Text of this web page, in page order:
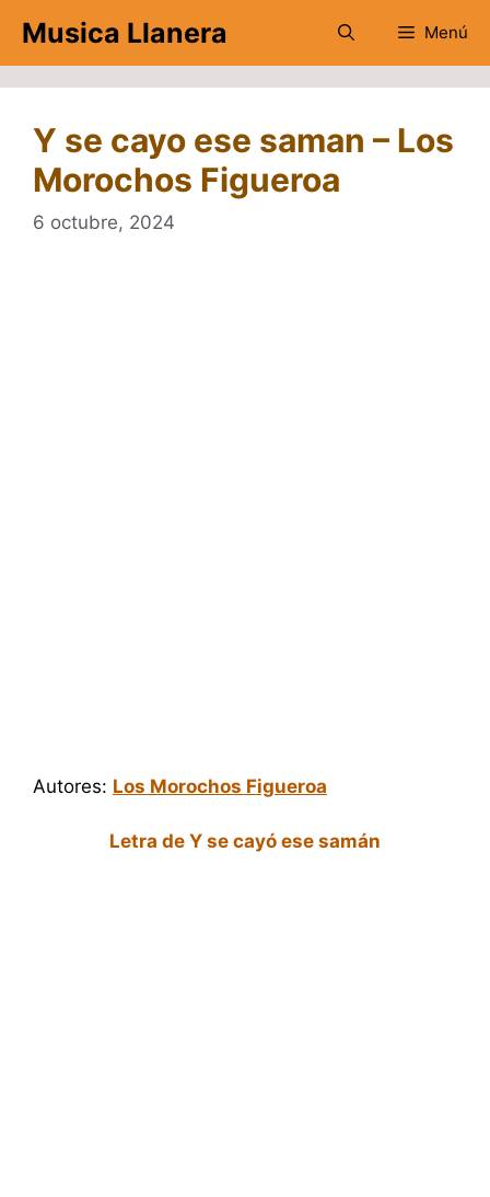
contenido
Musica Llanera Menú
Y se cayo ese saman – Los
Morochos Figueroa
6 octubre, 2024
Autores: Los Morochos Figueroa
Letra de Y se cayó ese samán